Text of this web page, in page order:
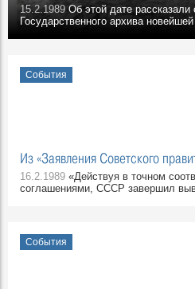
15.2.1989 Об этой дате рассказали
Государственного архива
События
Из «Заявления Советского
16.2.1989 «Действуя в точном
соглашениями, СССР завершил
События